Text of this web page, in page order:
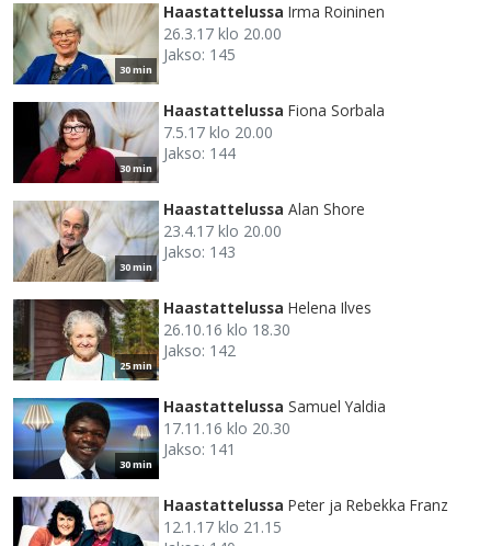
30 min
Haastattelussa Irma Roininen
26.3.17 klo 20.00
Jakso: 145
30 min
Haastattelussa Fiona Sorbala
7.5.17 klo 20.00
Jakso: 144
30 min
Haastattelussa Alan Shore
23.4.17 klo 20.00
Jakso: 143
25 min
Haastattelussa Helena Ilves
26.10.16 klo 18.30
Jakso: 142
30 min
Haastattelussa Samuel Yaldia
17.11.16 klo 20.30
Jakso: 141
Haastattelussa Peter ja Rebekka Franz
12.1.17 klo 21.15